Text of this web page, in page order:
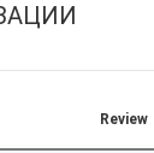
Review